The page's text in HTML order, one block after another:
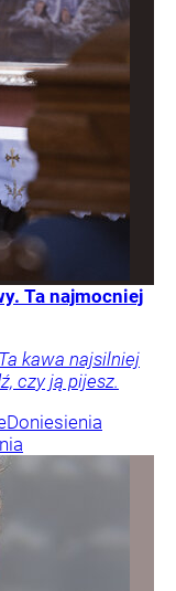
Ta najmocniej
kawa najsilniej
czy ją pijesz.
Doniesienia